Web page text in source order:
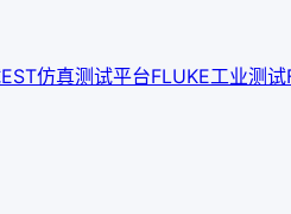
EST仿真测试平台FLUKE工业测试